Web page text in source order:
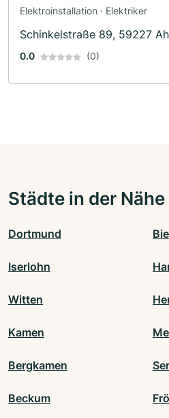
Elektroinstallation · Elektriker
Schinkelstraße 89, 59227
0.0 (0)
Städte in der Nähe
Dortmund
Iserlohn
Witten
Kamen
Bergkamen
Beckum